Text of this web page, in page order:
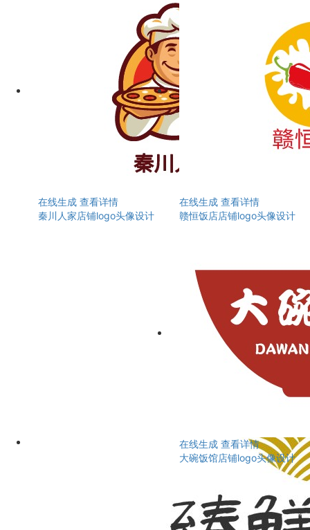
在线生成 查看详情
秦川人家店铺logo头像设计
在线生成 查看详情
赣恒饭店店铺logo头像设计
在线生成 查看详情
大碗饭馆店铺logo头像设计